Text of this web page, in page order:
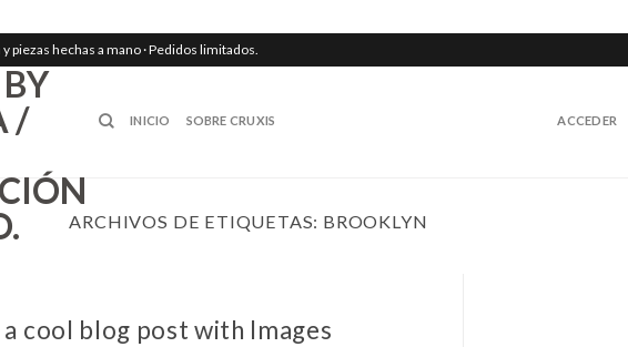
piezas hechas a mano · Pedidos limitados.
INICIO SOBRE CRUXIS ACCEDER
ARCHIVOS DE ETIQUETAS: BROOKLYN
a cool blog post with Images